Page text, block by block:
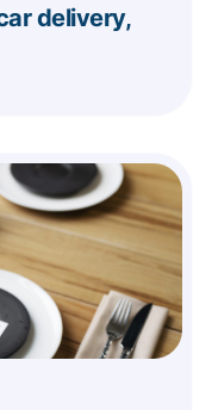
delivery,